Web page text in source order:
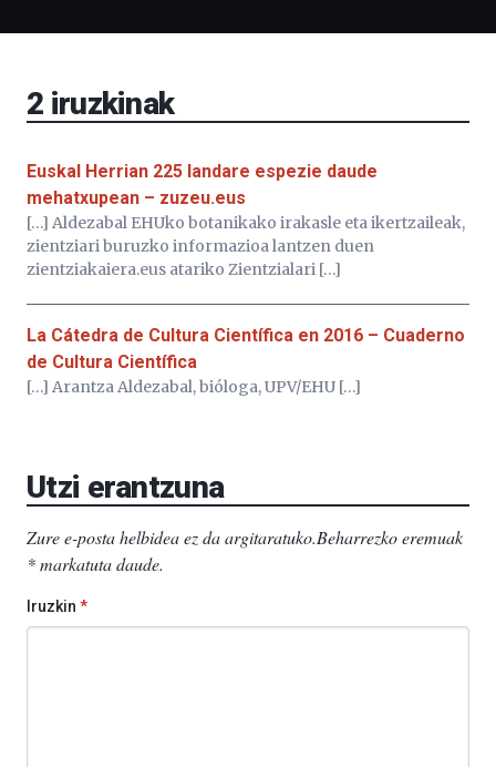
2 iruzkinak
Euskal Herrian 225 landare espezie daude
mehatxupean – zuzeu.eus
[…] Aldezabal EHUko botanikako irakasle eta ikertzaileak,
zientziari buruzko informazioa lantzen duen
zientziakaiera.eus atariko Zientzialari […]
La Cátedra de Cultura Científica en 2016 – Cuaderno
de Cultura Científica
[…] Arantza Aldezabal, bióloga, UPV/EHU […]
Utzi erantzuna
Zure e-posta helbidea ez da argitaratuko.Beharrezko eremuak
*markatuta daude.
Iruzkin *